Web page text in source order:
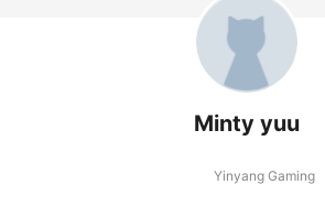
Minty yuu
Yinyang Gaming